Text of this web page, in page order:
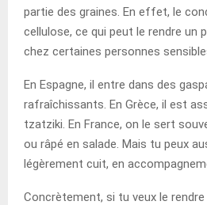
partie des graines. En effet, le
cellulose, ce qui peut le rendre un
chez certaines personnes
En Espagne, il entre dans des
rafraîchissants. En Grèce, il est
tzatziki. En France, on le sert
ou râpé en salade. Mais tu peux
légèrement cuit, en
Concrètement, si tu veux le